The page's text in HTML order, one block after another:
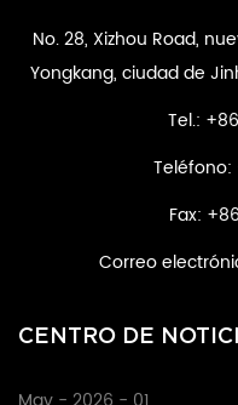
No. 28, Xizhou Road,
Yongkang, ciudad de
Tel.:
Teléfono:
Fax:
Correo
CENTRO DE